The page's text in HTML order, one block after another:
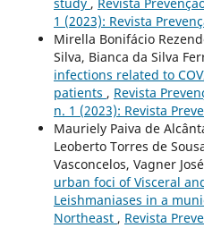
1 (2023): Revista
Mirella Bonifácio
Silva, Bianca da Silva
infections related to
patients , Revista
n. 1 (2023): Revista
Mauriely Paiva de
Leoberto Torres de
Vasconcelos, Vagner
urban foci of Visceral
Leishmaniases in a
Northeast , Revista